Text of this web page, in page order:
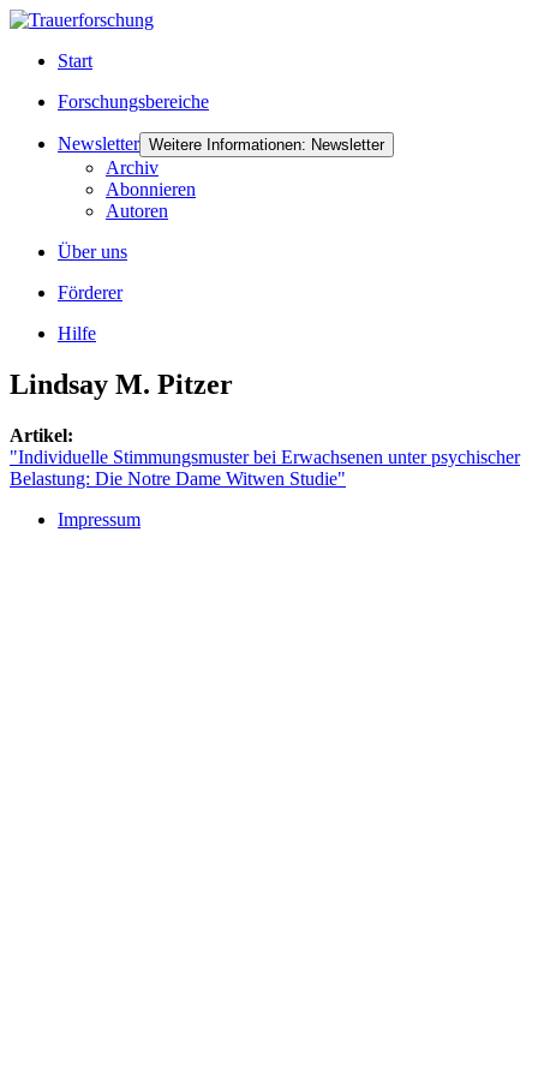
Start
Forschungsbereiche
Newsletter Weitere Informationen: Newsletter
Archiv
Abonnieren
Autoren
Über uns
Förderer
Hilfe
Lindsay M. Pitzer
Artikel:
"Individuelle Stimmungsmuster bei Erwachsenen unter psychischer
Belastung: Die Notre Dame Witwen Studie"
Impressum